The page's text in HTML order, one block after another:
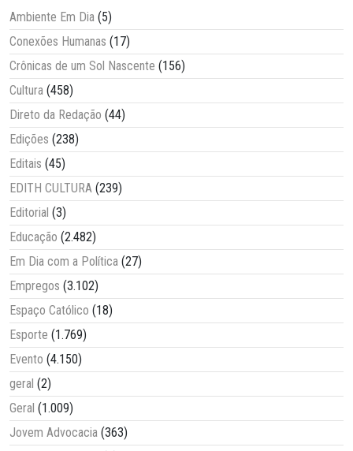
Ambiente Em Dia (5)
Conexões Humanas (17)
Crônicas de um Sol Nascente (156)
Cultura (458)
Direto da Redação (44)
Edições (238)
Editais (45)
EDITH CULTURA (239)
Editorial (3)
Educação (2.482)
Em Dia com a Política (27)
Empregos (3.102)
Espaço Católico (18)
Esporte (1.769)
Evento (4.150)
geral (2)
Geral (1.009)
Jovem Advocacia (363)